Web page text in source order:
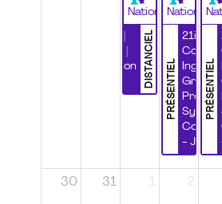
National
DISTANCIEL
Certification
National
PRÉSENTIEL
21ième
Grands
- Jour 1
PRÉSENTIEL
30 31 1 2